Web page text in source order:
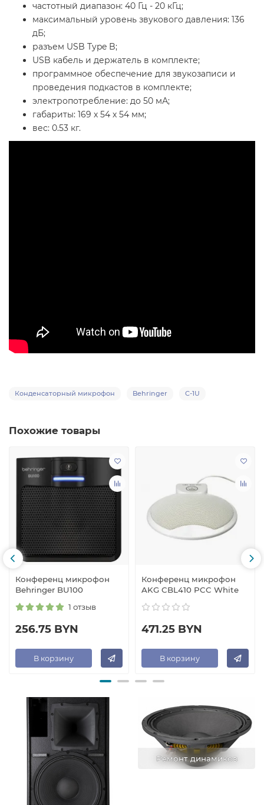
частотный диапазон: 40 Гц - 20 кГц;
максимальный уровень звукового давления: 136
дБ;
разъем USB Type B;
USB кабель и держатель в комплекте;
программное обеспечение для звукозаписи и
проведения подкастов в комплекте;
электропотребление: до 50 мА;
габариты: 169 х 54 х 54 мм;
вес: 0.53 кг.
Конденсаторный микрофон Behringer C-1U
Похожие товары
Конференц микрофон
Behringer BU100
1 отзыв
256.75 BYN
В корзину
Конференц микрофон
AKG CBL410 PCC White
471.25 BYN
В корзину
Ремонт динамиков